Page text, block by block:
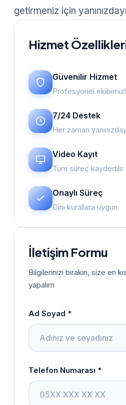
getirmeniz için
Hizmet
Güvenilir Hizmet
Profesyonel
7/24 Destek
Her zaman
Video Kayıt
Tüm süreç kaydedilir
Onaylı Süreç
Dini kurallara uygun
İletişim Formu
Bilgilerinizi bırakın, size en
yapalım
Ad Soyad *
Telefon Numarası *